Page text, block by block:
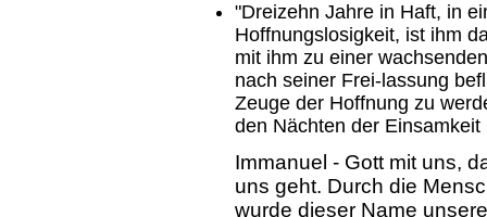
"Dreizehn Jahre in Haft, in
Hoffnungslosigkeit, ist ihm
mit ihm zu einer
nach seiner Frei-lassung
Zeuge der Hoffnung zu
den Nächten der
Immanuel - Gott mit uns,
uns geht. Durch die
wurde dieser Name